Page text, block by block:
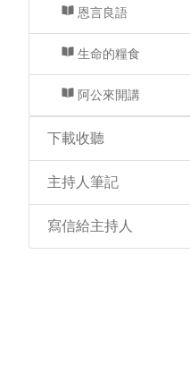
恩言良語
生命的糧食
阿公來開講
下載收聽
主持人筆記
寫信給主持人